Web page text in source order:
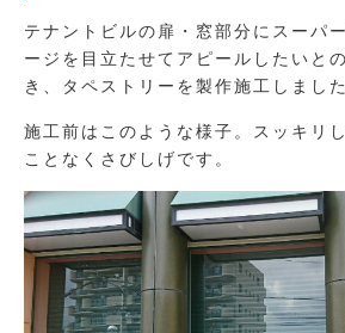
テナントビルの扉・窓部分にスーパ
ージを目立たせてアピールしたいと
き、タペストリーを製作施工しました
施工前はこのような様子。スッキリ
ことなくさびしげです。